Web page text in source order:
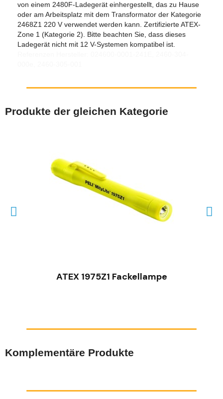
von einem 2480F-Ladegerät einhergestellt, das zu Hause
oder am Arbeitsplatz mit dem Transformator der Kategorie
2468Z1 220 V verwendet werden kann. Zertifizierte ATEX-
Zone 1 (Kategorie 2). Bitte beachten Sie, dass dieses
Ladegerät nicht mit 12 V-Systemen kompatibel ist.
Produkte der gleichen Kategorie
ATEX 1975Z1 Fackellampe
Komplementäre Produkte